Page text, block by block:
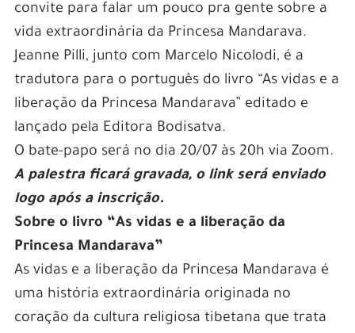
convite para falar um pouco pra gente sobre a
vida extraordinária da Princesa Mandarava.
Jeanne Pilli, junto com Marcelo Nicolodi, é a
tradutora para o português do livro “As vidas e a
liberação da Princesa Mandarava” editado e
lançado pela Editora Bodisatva.
O bate-papo será no dia 20/07 às 20h via Zoom.
A palestra ficará gravada, o link será enviado
logo após a inscrição.
Sobre o livro “As vidas e a liberação da
Princesa Mandarava”
As vidas e a liberação da Princesa Mandarava é
uma história extraordinária originada no
coração da cultura religiosa tibetana que trata